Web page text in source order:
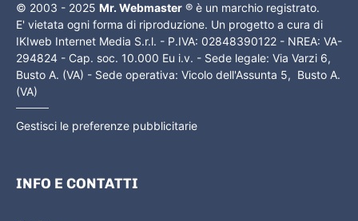
© 2003 - 2025 Mr. Webmaster ® è un marchio registrato.
E' vietata ogni forma di riproduzione. Un progetto a cura di
IKIweb Internet Media S.r.l. - P.IVA: 02848390122 - NREA: VA-
294824 - Cap. soc. 10.000 Eu i.v. - Sede legale: Via Varzi 6,
Busto A. (VA) - Sede operativa: Vicolo dell'Assunta 5, Busto A.
(VA)
Gestisci le preferenze pubblicitarie
INFO E CONTATTI